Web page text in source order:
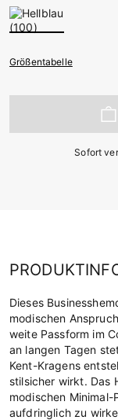
Größentabelle
Sofort
Dieses
modischen
weite Passform im
an langen Tagen
Kent-Kragens
stilsicher wirkt. Das
modischen
aufdringlich zu